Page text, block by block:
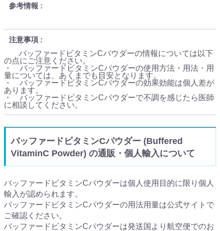
参考情報
注意事項
バッファードビタミンCパウダーの情報については以下
の点にご注意ください。
・ バッファードビタミンCパウダーの使用方法・用法・用
量については、あくまでも目安となります。
・ バッファードビタミンCパウダーの効果効能は個人差が
あります。
・ バッファードビタミンCパウダーで不調を感じたら医師
に相談してください。
バッファードビタミンCパウダー (Buffered
VitaminC Powder) の通販・個人輸入について
バッファードビタミンCパウダーは個人使用目的に限り個人
輸入が認められます。
バッファードビタミンCパウダーの用法用量は公式サイトで
ご確認ください。
バッファードビタミンCパウダーは発送国より航空便でのお